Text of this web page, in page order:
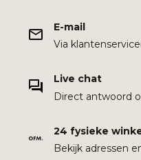
E-mail
Via
Live chat
Direct antwoord
24 fysieke
Bekijk adressen